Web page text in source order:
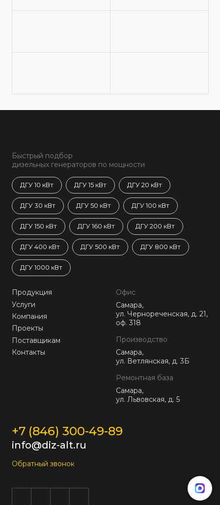
Быстрый подбор
дизельных генераторов по мощности
ДГУ 10 кВт ДГУ 15 кВт ДГУ 20 кВт
ДГУ 30 кВт ДГУ 50 кВт ДГУ 100 кВт
ДГУ 150 кВт ДГУ 160 кВт ДГУ 200 кВт
ДГУ 400 кВт ДГУ 500 кВт ДГУ 800 кВт
ДГУ 1000 кВт
Продукция
Услуги
Компания
Проекты
Поставщикам
Контакты
Офис
Самара,
ул. Чернореченская, д. 21,
оф. 318
Производство
Самара,
ул. Ветлянская, д. 3Б
Ремонтная база
Самара,
ул. Львовская, д. 5
+7 (846) 300-49-89
info@diz-alt.ru
Обратный звонок